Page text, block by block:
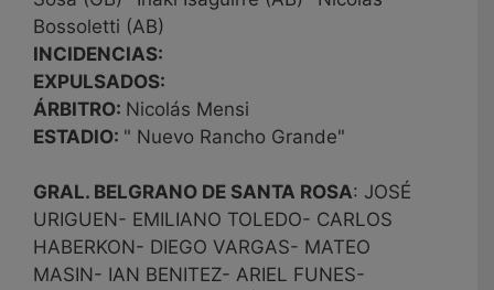
Bossoletti (AB)
INCIDENCIAS:
EXPULSADOS:
ÁRBITRO: Nicolás Mensi
ESTADIO: " Nuevo Rancho Grande"
GRAL. BELGRANO DE SANTA ROSA: JOSÉ
URIGUEN- EMILIANO TOLEDO- CARLOS
HABERKON- DIEGO VARGAS- MATEO
MASIN- IAN BENITEZ- ARIEL FUNES-